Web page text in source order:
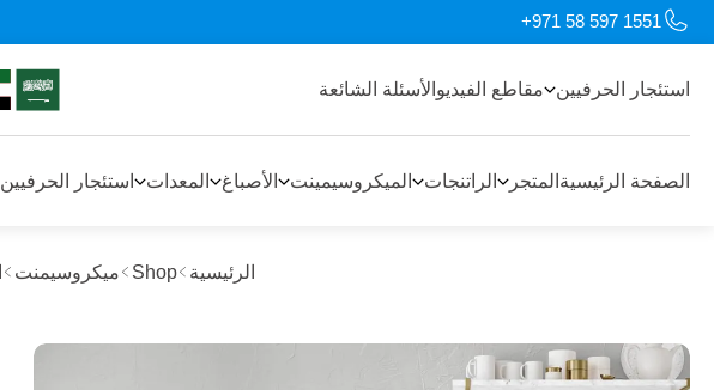
+971 58 597 1551
استئجار الحرفيين مقاطع الفيديو الأسئلة الشائعة
الصفحة الرئيسية المتجر الراتنجات الميكروسيمينت الأصباغ المعدات استئجار الحرفيين
الرئيسية Shop ميكروسيمنت